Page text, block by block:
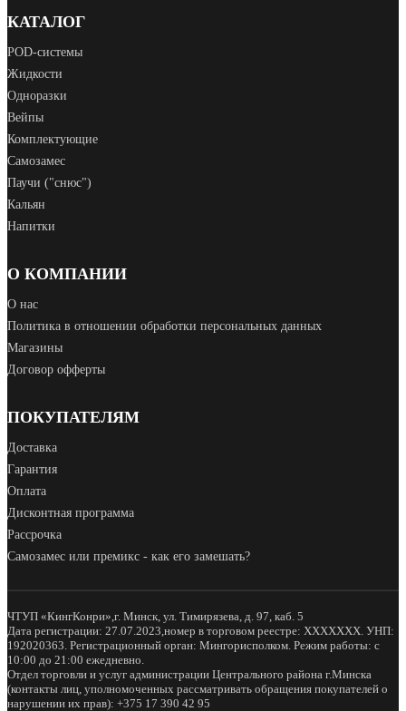
КАТАЛОГ
POD‑системы
Жидкости
Одноразки
Вейпы
Комплектующие
Самозамес
Паучи ("снюс")
Кальян
Напитки
О КОМПАНИИ
О нас
Политика в отношении обработки персональных данных
Магазины
Договор офферты
ПОКУПАТЕЛЯМ
Доставка
Гарантия
Оплата
Дисконтная программа
Рассрочка
Самозамес или премикс - как его замешать?
ЧТУП «КингКонри»,г. Минск, ул. Тимирязева, д. 97, каб. 5
Дата регистрации: 27.07.2023,номер в торговом реестре: XXXXXXX. УНП:
192020363. Регистрационный орган: Мингорисполком. Режим работы: с
10:00 до 21:00 ежедневно.
Отдел торговли и услуг администрации Центрального района г.Минска
(контакты лиц, уполномоченных рассматривать обращения покупателей о
нарушении их прав): +375 17 390 42 95